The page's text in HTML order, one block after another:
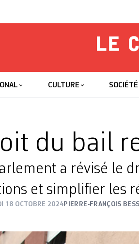
Le
CULTURE SOCIÉTÉ
du bail
a révisé le
et simplifier les
18 OCTOBRE 2024 PIERRE-FRANÇOIS